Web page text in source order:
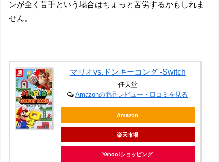
ンが全く苦手という場合はちょっと苦労するかもしれま
せん。
マリオvs.ドンキーコング -Switch
任天堂
Amazonの商品レビュー・口コミを見る
Amazon
楽天市場
Yahoo!ショッピング